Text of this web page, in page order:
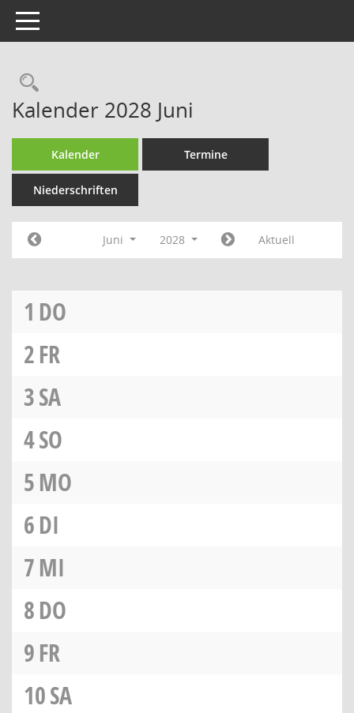
Toggle navigation
Rechercheauswahl
Kalender 2028 Juni
Kalender Termine
Niederschriften
Juni 2028 Aktuell
1 DO
2FR
3SA
4SO
5MO
6DI
7MI
8DO
9FR
10SA